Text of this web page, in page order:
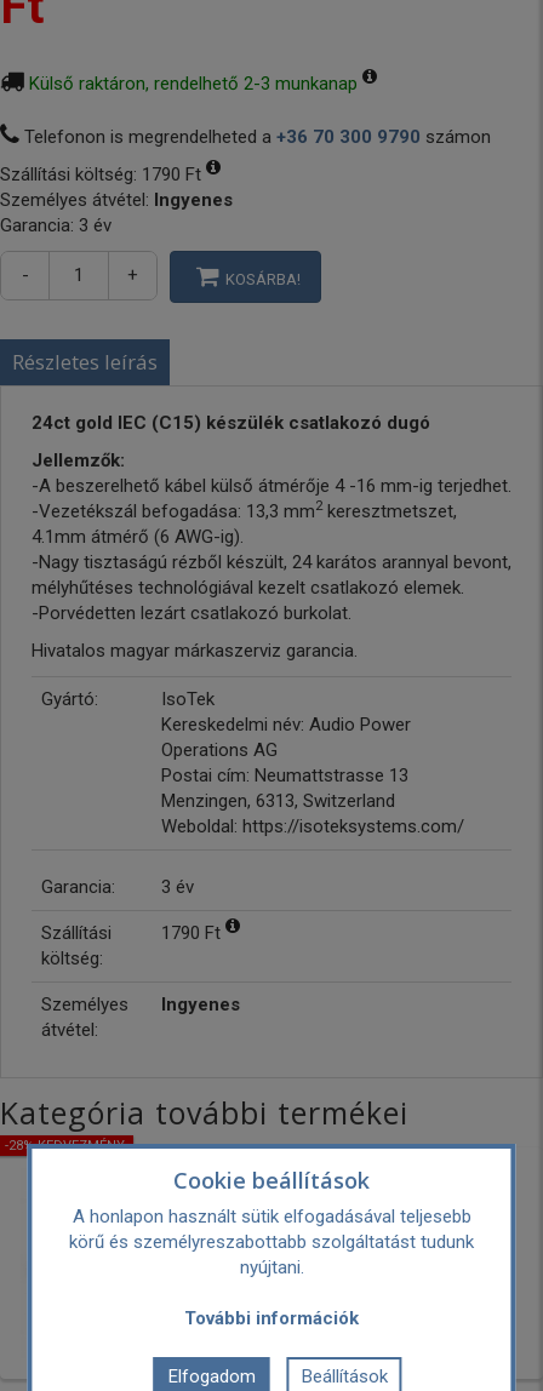
Külső raktáron, rendelhető 2-3 munkanap
Telefonon is megrendelheted a +36 70 300 9790 számon
Szállítási költség: 1790 Ft
Személyes átvétel: Ingyenes
Garancia: 3 év
- + KOSÁRBA!
Részletes leírás
24ct gold IEC (C15) készülék csatlakozó dugó
Jellemzők:
-A beszerelhető kábel külső átmérője 4 -16 mm-ig terjedhet.
-Vezetékszál befogadása: 13,3 mm2keresztmetszet,
4.1mm átmérő (6 AWG-ig).
-Nagy tisztaságú rézből készült, 24 karátos arannyal bevont,
mélyhűtéses technológiával kezelt csatlakozó elemek.
-Porvédetten lezárt csatlakozó burkolat.
Hivatalos magyar márkaszerviz garancia.
Gyártó:
IsoTek
Kereskedelmi név: Audio Power
Operations AG
Postai cím: Neumattstrasse 13
Menzingen, 6313, Switzerland
Weboldal: https://isoteksystems.com/
Garancia: 3 év
Szállítási
költség:
1790 Ft
Személyes
átvétel:
Ingyenes
Kategória további termékei
-28% KEDVEZMÉNY
EVO3 Initium tápkábel - 1.5 m
46,990 Ft
33,990 Ft
Cookie beállítások
A honlapon használt sütik elfogadásával teljesebb
körű és személyreszabottabb szolgáltatást tudunk
nyújtani.
További információk
Elfogadom Beállítások